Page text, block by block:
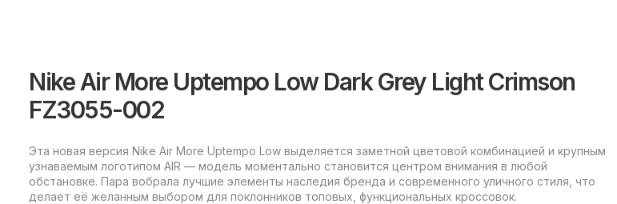
Nike Air More Uptempo Low Dark Grey Light Crimson
FZ3055-002
Эта новая версия Nike Air More Uptempo Low выделяется заметной цветовой комбинацией и крупным
узнаваемым логотипом AIR — модель моментально становится центром внимания в любой
обстановке. Пара вобрала лучшие элементы наследия бренда и современного уличного стиля, что
делает её желанным выбором для поклонников топовых, функциональных кроссовок.